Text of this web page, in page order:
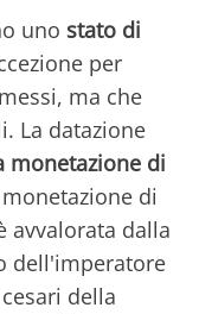
uno stato di
per
ma che
La datazione
monetazione di
di
avvalorata dalla
dell'imperatore
della